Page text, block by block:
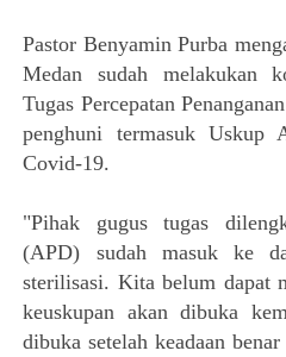
Pastor Benyamin Purba
Medan sudah melakukan
Tugas Percepatan
penghuni termasuk Uskup
Covid-19.
"Pihak gugus tugas
(APD) sudah masuk ke
sterilisasi. Kita belum dapat
keuskupan akan dibuka
dibuka setelah keadaan